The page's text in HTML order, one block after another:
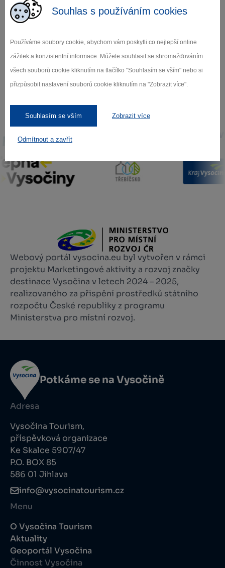
Souhlas s používáním cookies
Používáme soubory cookie, abychom vám poskytli co nejlepší online
zážitek a konzistentní informace. Můžete souhlasit se shromažďováním
všech souborů cookie kliknutím na tlačítko "Souhlasím se vším" nebo si
přizpůsobit nastavení souborů cookie kliknutím na "Zobrazit více".
Souhlasím se vším Zobrazit více
Odmítnout a zavřít
Záleží nám na ochraně osobních údajů.
Naši partneři
Webový portál vysocina.eu byl vytvořen v rámci
projektu Marketingové aktivity a rozvoj značky
destinace Vysočina v letech 2024 – 2025,
realizovaného za přispění prostředků státního
rozpočtu České republiky z programu
Ministerstva pro místní rozvoj.
Potkáme se na Vysočině
Adresa
Vysočina Tourism,
příspěvková organizace
Ke Skalce 5907/47
P.O. BOX 85
586 01 Jihlava
info@vysocinatourism.cz
Menu
O Vysočina Tourism
Aktuality
Geoportál Vysočina
Činnost Vysočina